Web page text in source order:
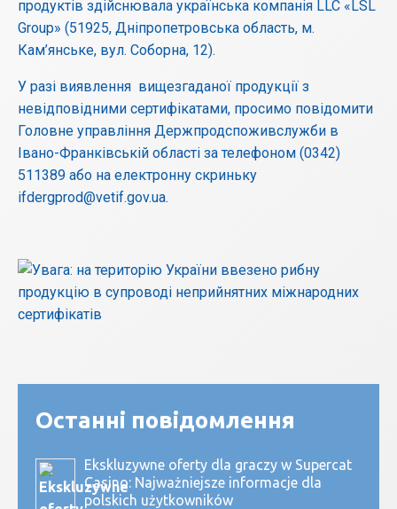
продуктів здійснювала українська компанія LLC «LSL
Group» (51925, Дніпропетровська область, м.
Кам’янське, вул. Соборна, 12).
У разі виявлення вищезгаданої продукції з
невідповідними сертифікатами, просимо повідомити
Головне управління Держпродспоживслужби в
Івано-Франківській області за телефоном (0342)
511389 або на електронну скриньку
ifdergprod@vetif.gov.ua.
Останні повідомлення
Ekskluzywne oferty dla graczy w Supercat
Casino: Najważniejsze informacje dla
polskich użytkowników